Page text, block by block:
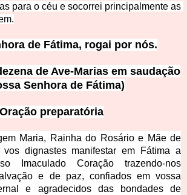
para o céu e socorrei principalmente as
de Fátima, rogai por nós.
de Ave-Marias em saudação
Senhora de Fátima)
Oração preparatória
Maria, Rainha do Rosário e Mãe de
vos dignastes manifestar em Fátima a
Imaculado Coração trazendo-nos
e de paz, confiados em vossa
e agradecidos das bondades de